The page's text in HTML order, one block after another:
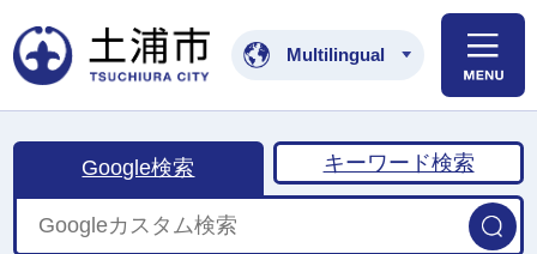
土浦市公式ホームペ
Multilingual
Google検索 キーワード検索